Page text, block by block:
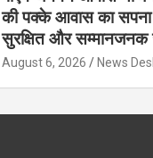
की पक्के आवास का सपना
सुरक्षित और सम्मानजनक
August 6, 2026 News